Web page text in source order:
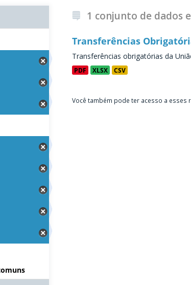
1 conjunto de dados
Transferências
Transferências obrigatórias da
PDF XLSX CSV
Você também pode ter acesso a esses